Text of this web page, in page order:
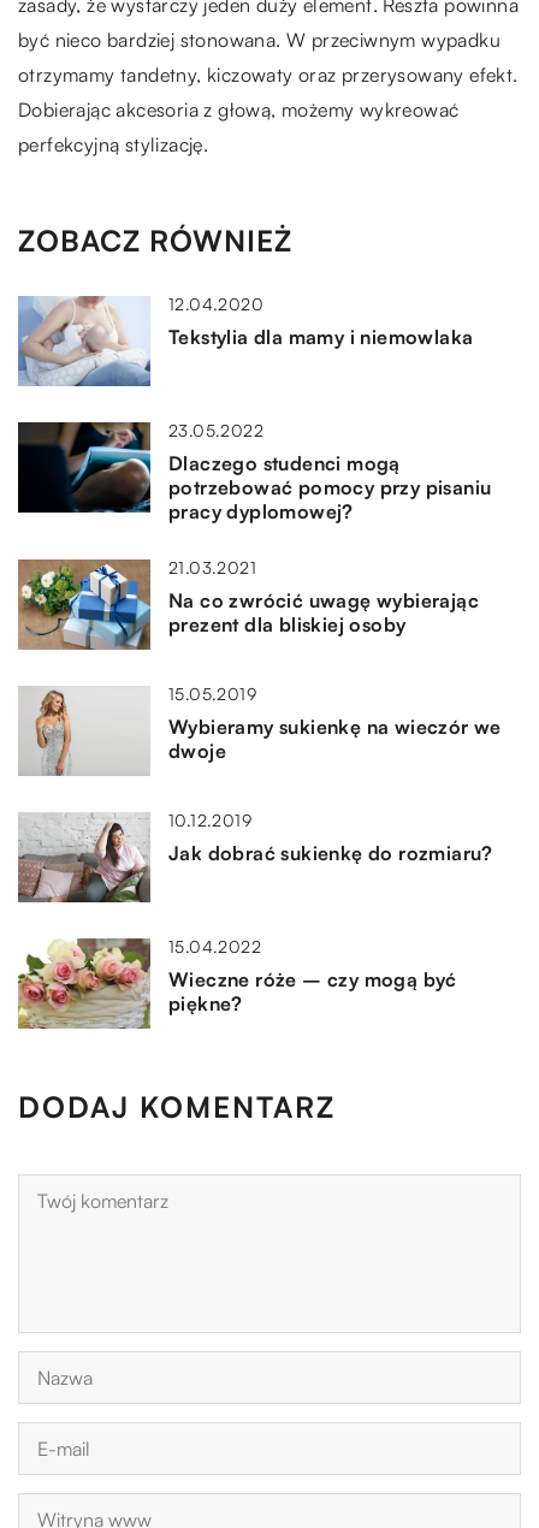
zasady, że wystarczy jeden duży element. Reszta powinna
być nieco bardziej stonowana. W przeciwnym wypadku
otrzymamy tandetny, kiczowaty oraz przerysowany efekt.
Dobierając akcesoria z głową, możemy wykreować
perfekcyjną stylizację.
ZOBACZ RÓWNIEŻ
12.04.2020
Tekstylia dla mamy i niemowlaka
23.05.2022
Dlaczego studenci mogą
potrzebować pomocy przy pisaniu
pracy dyplomowej?
21.03.2021
Na co zwrócić uwagę wybierając
prezent dla bliskiej osoby
15.05.2019
Wybieramy sukienkę na wieczór we
dwoje
10.12.2019
Jak dobrać sukienkę do rozmiaru?
15.04.2022
Wieczne róże – czy mogą być
piękne?
DODAJ KOMENTARZ